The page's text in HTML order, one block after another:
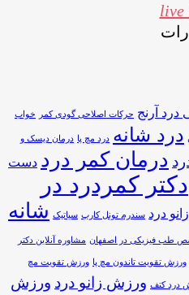
آرنج حرکات اصلاحی گودی کمر خواب
درد شانه درد مچ پا درمان دیسک و
درمان کمر درد دست
دکتر کمردرد در
زانو درد سندرم تونل کارپ سیاتیک شانه
طب فیزیکی در اصفهان مشاوره آنلاین دکتر
ورزش تقویت تاندون مچ پا ورزش تقویت مچ
درد کتف ورزش زانو درد ورزش